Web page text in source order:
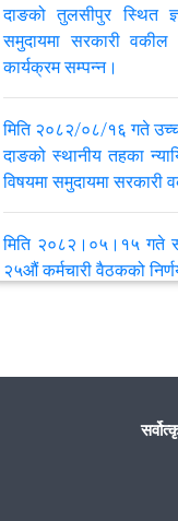
मिति २०८२/०८/१६ गते
स्थानीय तहका न्यायिक
वकील कार्यक्रम अन्तर्गत
मिति २०८२/०६/२७ गते
औँ कर्मचारी बैठकको निर्णय
मिति २०८२/६/२७ गते
मातहत जिल्ला सरकारी
मिति २०८२।०५।१९ गते
मिति २०८२।०५।१५ गते
दाङको तुलसीपुर स्थित
समुदायमा सरकारी
कार्यक्रम सम्‍पन्‍न।
मिति २०८२/०८/१६ गते
दाङको स्थानीय तहका
विषयमा समुदायमा सरकारी
मिति २०८२।०५।१५ गते
२५औं कर्मचारी वैठकको
२०८२।०२।०४ स्थानिय
मिति २०८१।०९।०८ गते